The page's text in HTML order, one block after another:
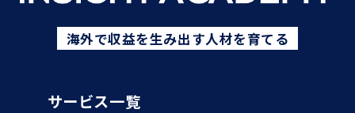
海外で収益を生み出す人材を育てる
サービス一覧